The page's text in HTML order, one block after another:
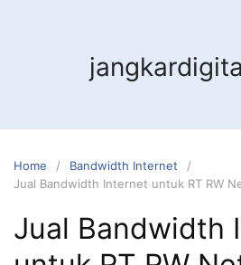
Home
Bandwidth Internet
Jual Bandwidth Internet untuk RT RW
Jual Bandwidth